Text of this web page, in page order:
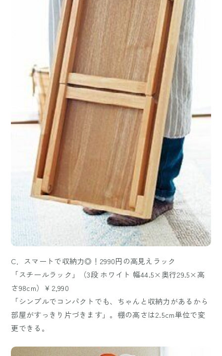
C．スマートで収納力◎！2990円の高見えラック
「スチールラック」（3段 ホワイト 幅44.5×奥行29.5×高
さ98cm）￥2,990
「シンプルでコンパクトでも、ちゃんと収納力があるから
部屋がすっきり片づきます」。棚の高さは2.5cm単位で変
更できる。